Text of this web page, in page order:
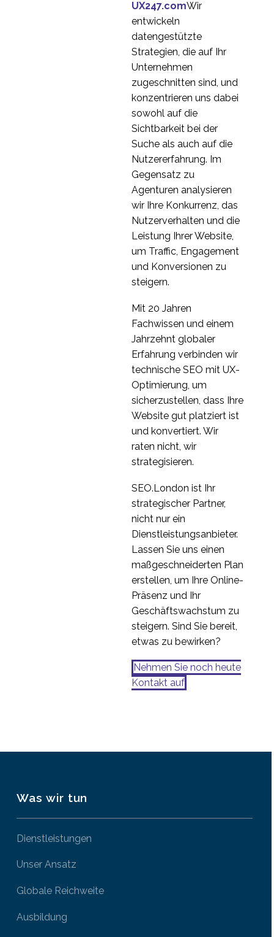
Entwicklung nicht für
Usability Reviews
stoppen sollten
0
Mein Konto Usability-
0
Wann werden wir ins
Usability-Labor
1
Die Bedeutung von
Ergebnissen bei
Usability-Tests
1
Benutzerfreundlichkeit
im elektronischen
0
Wie man Online-
Rechercheplattformen
0
Vertrauen in Ihren
Usability-Moderator
Moderierte Ferntests
Benutzerfreundlichkeit0
Benutzbarkeitstests
1
Don?t make me Click?
Tablet User Experience
0
Wie man Teilnehmer für
UX-Forschung rekrutiert
UX247.comWir
entwickeln
datengestützte
Strategien, die auf Ihr
Unternehmen
zugeschnitten sind, und
konzentrieren uns dabei
sowohl auf die
Sichtbarkeit bei der
Suche als auch auf die
Nutzererfahrung. Im
Gegensatz zu
Agenturen analysieren
wir Ihre Konkurrenz, das
Nutzerverhalten und die
Leistung Ihrer Website,
um Traffic, Engagement
und Konversionen zu
steigern.
Mit 20 Jahren
Fachwissen und einem
Jahrzehnt globaler
Erfahrung verbinden wir
technische SEO mit UX-
Optimierung, um
sicherzustellen, dass Ihre
Website gut platziert ist
und konvertiert. Wir
raten nicht, wir
strategisieren.
SEO.London ist Ihr
strategischer Partner,
nicht nur ein
Dienstleistungsanbieter.
Lassen Sie uns einen
maßgeschneiderten Plan
erstellen, um Ihre Online-
Präsenz und Ihr
Geschäftswachstum zu
steigern. Sind Sie bereit,
etwas zu bewirken?
Nehmen Sie noch heute
Kontakt auf
Was wir tun
Dienstleistungen
Unser Ansatz
Globale Reichweite
Ausbildung